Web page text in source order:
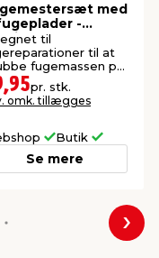
med
-
til
til at
fugemassen på
Med 16 profiler.
pr. stk.
omk. tillægges
Butik
Se mere